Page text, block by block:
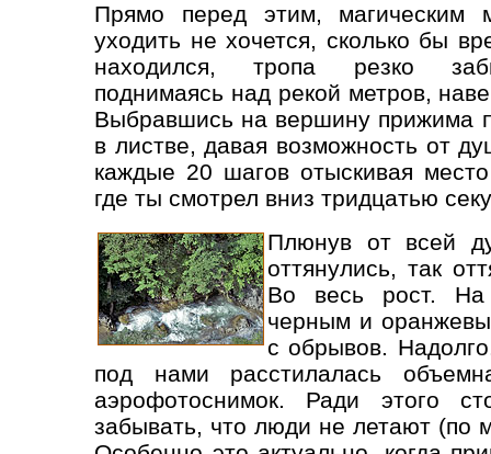
Прямо перед этим, магическим
уходить не хочется, сколько бы
находился, тропа резко
поднимаясь над рекой метров,
Выбравшись на вершину прижима
в листве, давая возможность от
каждые 20 шагов отыскивая
где ты смотрел вниз тридцатью
Плюнув от всей
оттянулись, так
Во весь рост. На
черным и
с обрывов.
под нами расстилалась
аэрофотоснимок. Ради этого
забывать, что люди не летают (по